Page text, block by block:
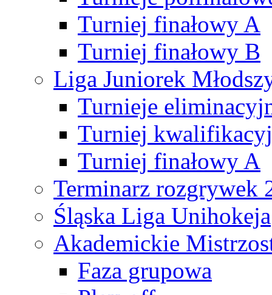
Turniej finałowy A
Turniej finałowy B
Liga Juniorek
Turnieje
Turniej
Turniej finałowy A
Terminarz rozgrywek
Śląska Liga Unihokeja
Akademickie
Faza grupowa